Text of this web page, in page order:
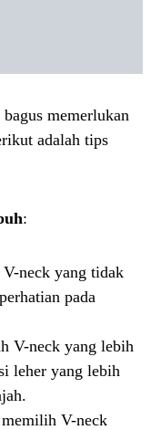
memerlukan
adalah tips
:
neck yang tidak
pada
V-neck yang lebih
leher yang lebih
V-neck